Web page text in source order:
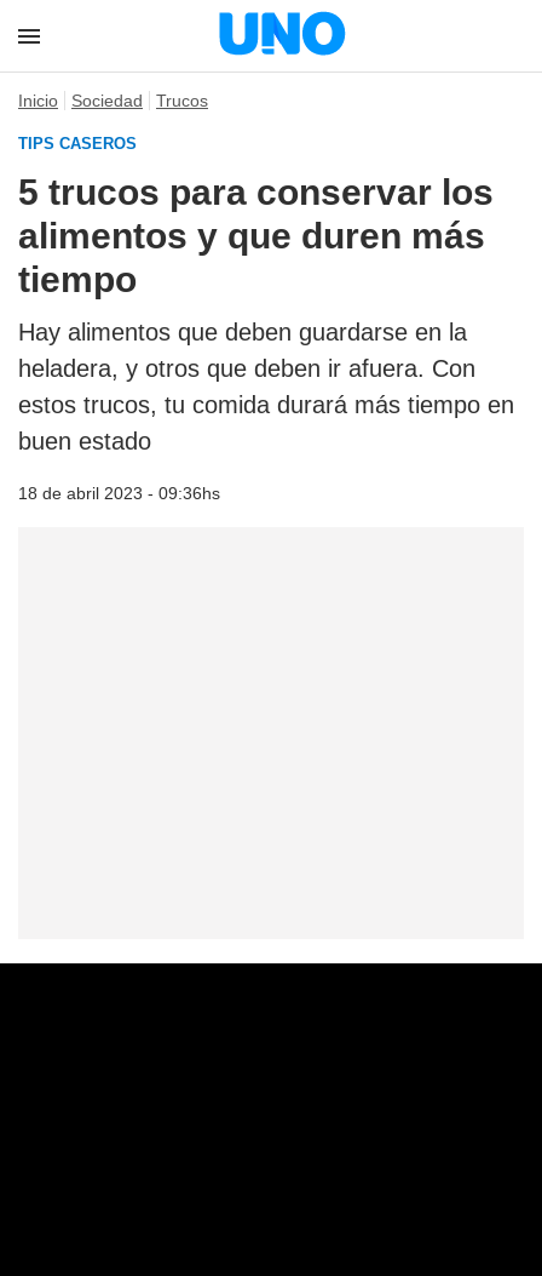
Inicio Sociedad Trucos
TIPS CASEROS
5 trucos para conservar los
alimentos y que duren más
tiempo
Hay alimentos que deben guardarse en la
heladera, y otros que deben ir afuera. Con
estos trucos, tu comida durará más tiempo en
buen estado
18 de abril 2023 - 09:36hs